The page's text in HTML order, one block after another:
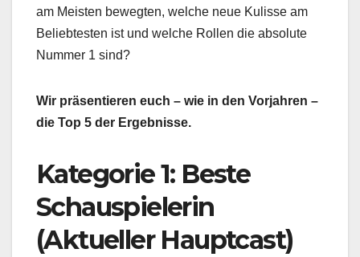
am Meisten bewegten, welche neue Kulisse am
Beliebtesten ist und welche Rollen die absolute
Nummer 1 sind?
Wir präsentieren euch – wie in den Vorjahren –
die Top 5 der Ergebnisse.
Kategorie 1: Beste
Schauspielerin
(Aktueller Hauptcast)